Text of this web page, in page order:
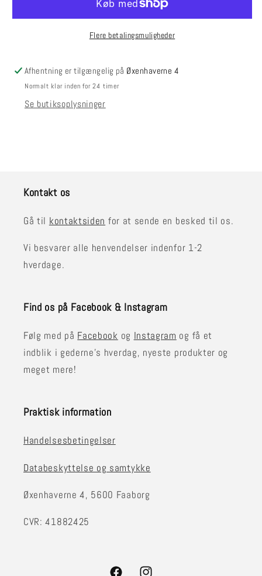
og
mohair
og
silke
Flere betalingsmuligheder
Afhentning er tilgængelig på Øxenhaverne 4
Normalt klar inden for 24 timer
Se butiksoplysninger
Kontakt os
Gå til kontaktsiden for at sende en besked til os.
Vi besvarer alle henvendelser indenfor 1-2
hverdage.
Find os på Facebook & Instagram
Følg med på Facebook og Instagram og få et
indblik i gederne's hverdag, nyeste produkter og
meget mere!
Praktisk information
Handelsesbetingelser
Databeskyttelse og samtykke
Øxenhaverne 4, 5600 Faaborg
CVR: 41882425